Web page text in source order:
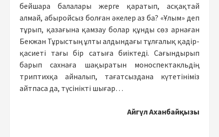
бейшара балалары жерге қаратып, асқақтай
алмай, абыройсыз болған әкелер аз ба? «Ұлым» деп
тұрып, қазағына қамзау болар құнды сөз арнаған
Бекжан Тұрыстың ұлты алдындағы тұлғалық қадір-
қасиеті тағы бір сатыға биіктеді. Сағындырып
барып сахнаға шақыратын моноспектакльдің
триптихқа айналып, тағатсыздана күтетініміз
айтпаса да, түсінікті шығар…
Айгүл Аханбайқызы